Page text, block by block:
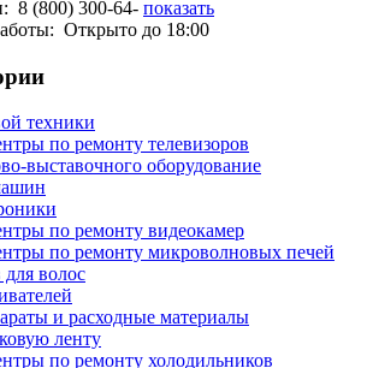
8 (800) 300-64- показать
Открыто до 18:00
техники
по ремонту телевизоров
выставочного оборудование
по ремонту видеокамер
по ремонту микроволновых печей
волос
и расходные материалы
ленту
по ремонту холодильников